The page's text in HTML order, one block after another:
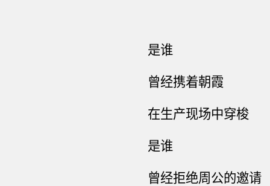
是谁
曾经携着朝霞
在生产现场中穿梭
是谁
曾经拒绝周公的邀请